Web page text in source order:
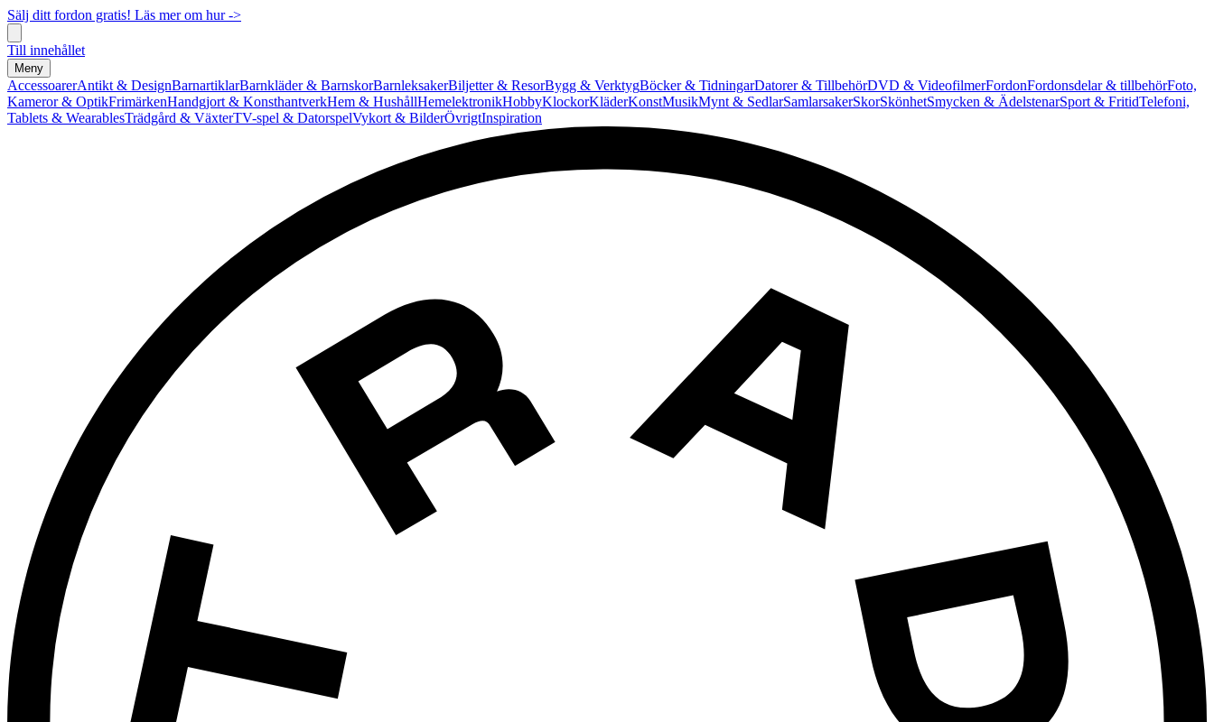
Sälj ditt fordon gratis! Läs mer om hur ->
Till innehållet
Meny
AccessoarerAntikt & DesignBarnartiklarBarnkläder & BarnskorBarnleksakerBiljetter & ResorBygg & VerktygBöcker & TidningarDatorer & TillbehörDVD & VideofilmerFordonFordonsdelar & tillbehörFoto,
Kameror & OptikFrimärkenHandgjort & KonsthantverkHem & HushållHemelektronikHobbyKlockorKläderKonstMusikMynt & SedlarSamlarsakerSkorSkönhetSmycken & ÄdelstenarSport & FritidTelefoni,
Tablets & WearablesTrädgård & VäxterTV-spel & DatorspelVykort & BilderÖvrigtInspiration